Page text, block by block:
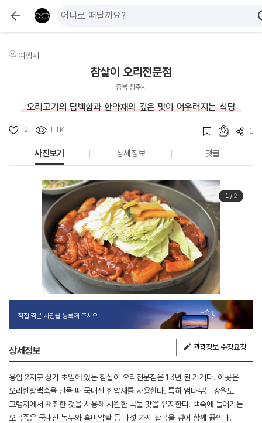
여행지
참살이 오리전문점
충북 청주시
오리고기의 담백함과 한약재의 깊은 맛이 어우러지는 식당
2 1.1K 1
사진보기 상세정보 댓글
1/ 2
직접 찍은 사진을 등록해 주세요.
상세정보 관광정보 수정요청
용암 2지구 상가 초입에 있는 참살이 오리전문점은 13년 된 가게다. 이곳은
오리한방백숙을 만들 때 국내산 한약재를 사용한다. 특히 엄나무는 강원도
고랭지에서 채취한 것을 사용해 시원한 국물 맛을 유지한다. 백숙에 들어가는
오곡죽은 국내산 녹두와 흑미약쌀 등 다섯 가지 잡곡을 넣어 함께 끓인다.